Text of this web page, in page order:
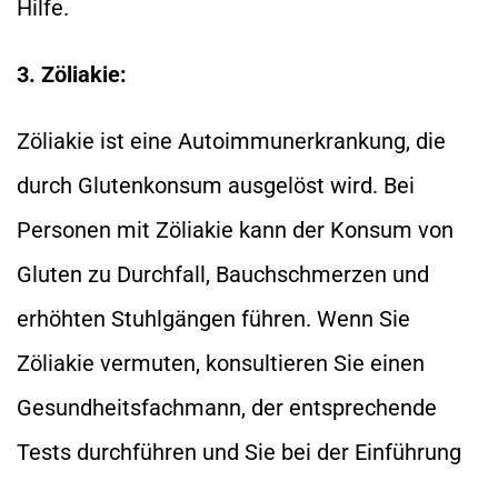
Hilfe.
3. Zöliakie:
Zöliakie ist eine Autoimmunerkrankung, die
durch Glutenkonsum ausgelöst wird. Bei
Personen mit Zöliakie kann der Konsum von
Gluten zu Durchfall, Bauchschmerzen und
erhöhten Stuhlgängen führen. Wenn Sie
Zöliakie vermuten, konsultieren Sie einen
Gesundheitsfachmann, der entsprechende
Tests durchführen und Sie bei der Einführung